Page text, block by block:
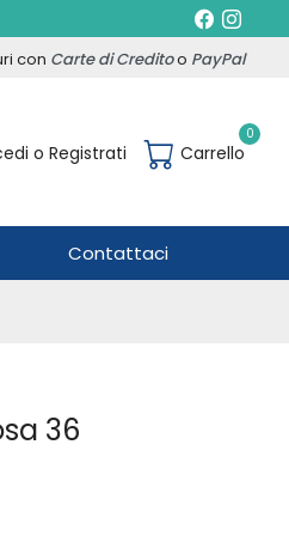
con Carte di Creditoo PayPal
o Registrati Carrello
0
Contattaci
36